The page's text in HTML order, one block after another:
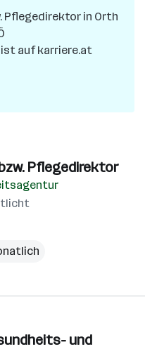
in
Pflegedirektor in Orth
ist auf karriere.at
Pflegedirektor
und